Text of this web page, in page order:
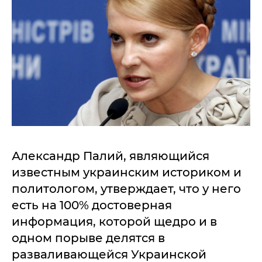
Александр Палий, являющийся
известным украинским историком и
политологом, утверждает, что у него
есть на 100% достоверная
информация, которой щедро и в
одном порыве делятся в
разваливающейся Украинской